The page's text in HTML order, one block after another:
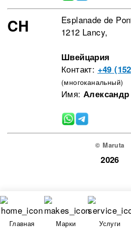
CH
Esplanade de
1212 Lancy,
Швейцария
Контакт: +49
(многоканальный)
Имя: Александр
© Maruta
2026
Главная Марки Услуги